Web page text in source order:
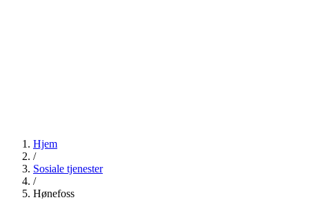
Hjem
/
Sosiale tjenester
/
Hønefoss